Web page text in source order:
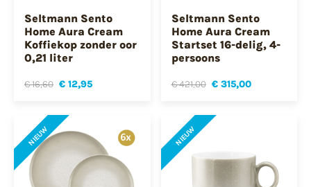
Seltmann Sento
Home Aura Cream
Koffiekop zonder oor
0,21 liter
€ 16,60 € 12,95
Seltmann Sento
Home Aura Cream
Startset 16-delig, 4-
persoons
€ 421,00 € 315,00
NIEUW NIEUW